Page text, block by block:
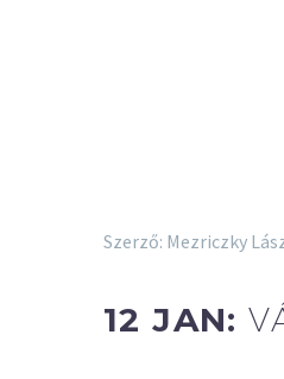
Szerző: Mezriczky
12 JAN: